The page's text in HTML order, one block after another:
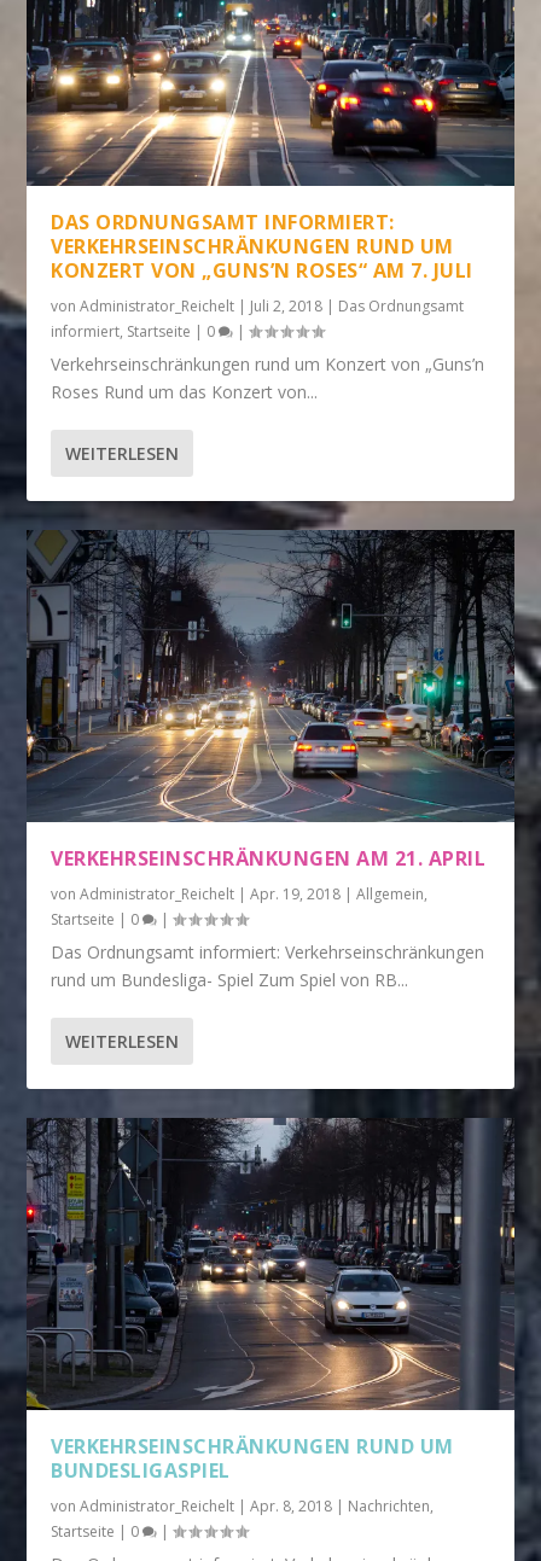
DAS ORDNUNGSAMT INFORMIERT:
VERKEHRSEINSCHRÄNKUNGEN RUND UM
KONZERT VON „GUNS’N ROSES“ AM 7. JULI
vonAdministrator_Reichelt | Juli 2, 2018 | Das Ordnungsamt
informiert, Startseite | 0 |
Verkehrseinschränkungen rund um Konzert von „Guns’n
Roses Rund um das Konzert von...
WEITERLESEN
VERKEHRSEINSCHRÄNKUNGEN AM 21. APRIL
vonAdministrator_Reichelt |Apr. 19, 2018 |Allgemein,
Startseite | 0 |
Das Ordnungsamt informiert: Verkehrseinschränkungen
rund um Bundesliga- Spiel Zum Spiel von RB...
WEITERLESEN
VERKEHRSEINSCHRÄNKUNGEN RUND UM
BUNDESLIGASPIEL
vonAdministrator_Reichelt |Apr. 8, 2018 | Nachrichten,
Startseite | 0 |